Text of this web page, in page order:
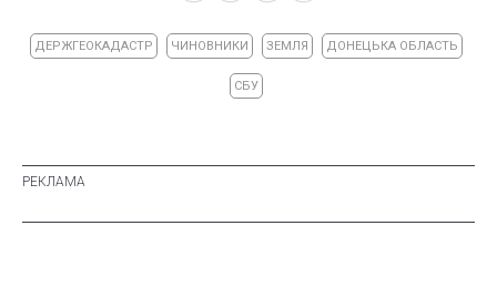
ДЕРЖГЕОКАДАСТР ЧИНОВНИКИ ЗЕМЛЯ ДОНЕЦЬКА ОБЛАСТЬ
СБУ